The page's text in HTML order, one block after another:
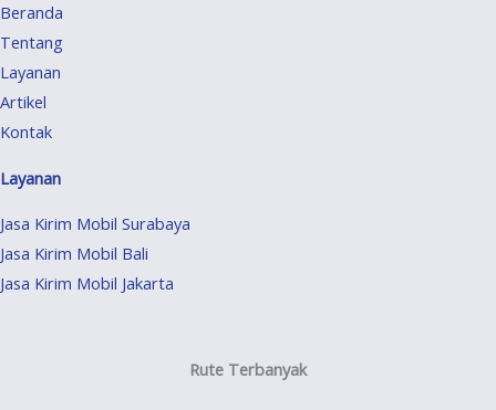
Beranda
Tentang
Layanan
Artikel
Kontak
Layanan
Jasa Kirim Mobil Surabaya
Jasa Kirim Mobil Bali
Jasa Kirim Mobil Jakarta
Rute Terbanyak